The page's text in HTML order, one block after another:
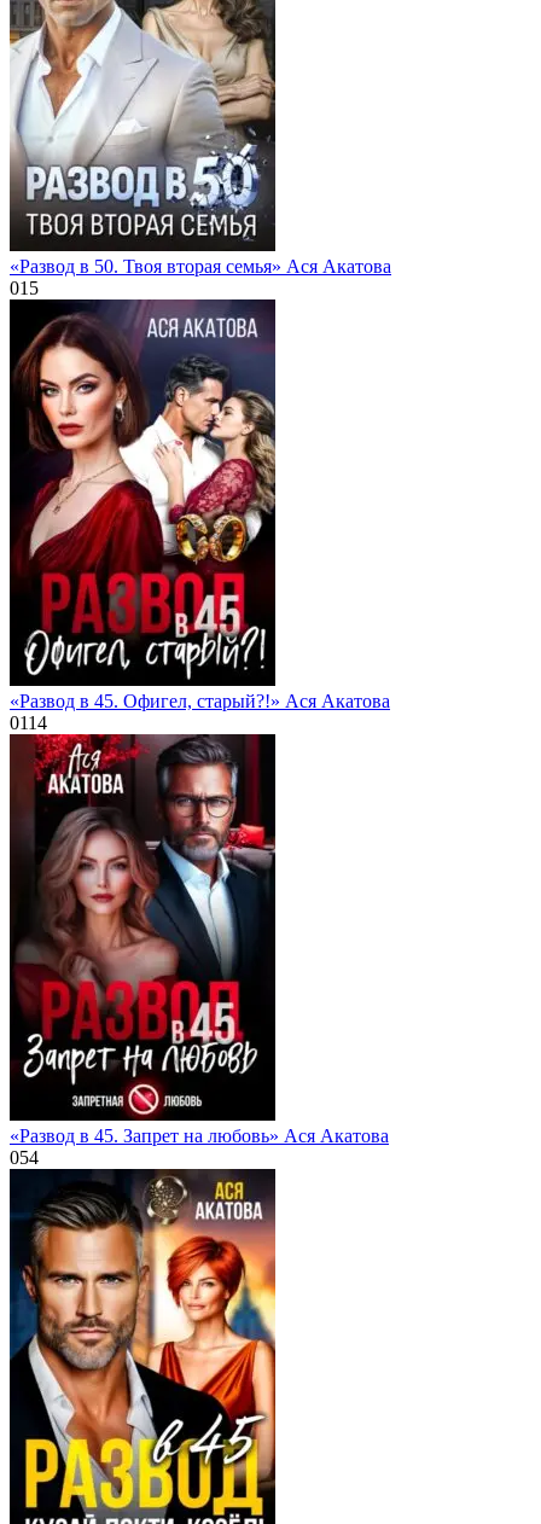
«Развод в 50. Твоя вторая семья» Ася Акатова
015
«Развод в 45. Офигел, старый?!» Ася Акатова
0114
«Развод в 45. Запрет на любовь» Ася Акатова
054